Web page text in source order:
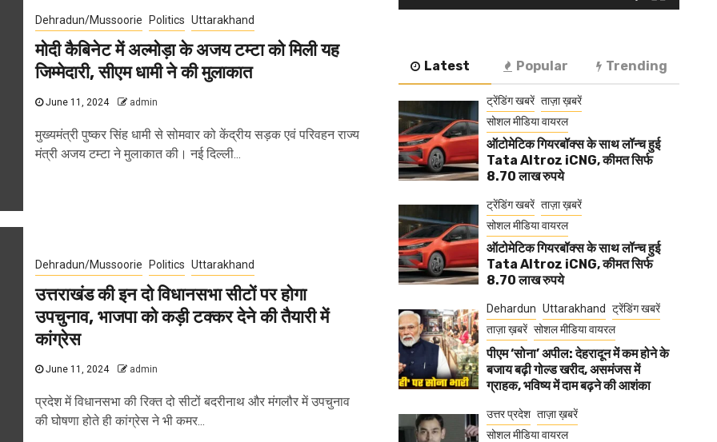
Dehradun/Mussoorie Politics Uttarakhand
मोदी कैबिनेट में अल्मोड़ा के अजय टम्टा को मिली यह
जिम्मेदारी, सीएम धामी ने की मुलाकात
June 11, 2024 admin
मुख्यमंत्री पुष्कर सिंह धामी से सोमवार को केंद्रीय सड़क एवं परिवहन राज्य
मंत्री अजय टम्टा ने मुलाकात की। नई दिल्ली...
Dehradun/Mussoorie Politics Uttarakhand
उत्तराखंड की इन दो विधानसभा सीटों पर होगा
उपचुनाव, भाजपा को कड़ी टक्कर देने की तैयारी में
कांग्रेस
June 11, 2024 admin
प्रदेश में विधानसभा की रिक्त दो सीटों बदरीनाथ और मंगलौर में उपचुनाव
की घोषणा होते ही कांग्रेस ने भी कमर...
Latest Popular Trending
ट्रेंडिंग खबरें ताज़ा ख़बरें
सोशल मीडिया वायरल
ऑटोमेटिक गियरबॉक्स के साथ लॉन्च हुई
Tata Altroz iCNG, कीमत सिर्फ
8.70 लाख रुपये
ट्रेंडिंग खबरें ताज़ा ख़बरें
सोशल मीडिया वायरल
ऑटोमेटिक गियरबॉक्स के साथ लॉन्च हुई
Tata Altroz iCNG, कीमत सिर्फ
8.70 लाख रुपये
Dehardun Uttarakhand
ट्रेंडिंग खबरें
ताज़ा ख़बरें सोशल मीडिया वायरल
पीएम ‘सोना’ अपील: देहरादून में कम होने के
बजाय बढ़ी गोल्ड खरीद, असमंजस में
ग्राहक, भविष्य में दाम बढ़ने की आशंका
उत्तर प्रदेश ताज़ा ख़बरें
सोशल मीडिया वायरल